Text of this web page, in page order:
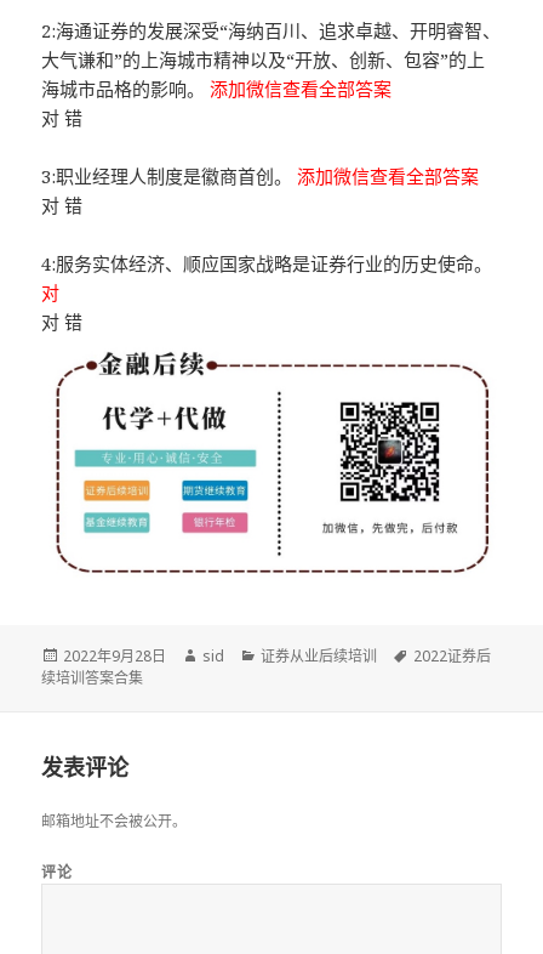
2:海通证券的发展深受“海纳百川、追求卓越、开明睿智、
大气谦和”的上海城市精神以及“开放、创新、包容”的上
海城市品格的影响。添加微信查看全部答案
对 错
3:职业经理人制度是徽商首创。添加微信查看全部答案
对 错
4:服务实体经济、顺应国家战略是证券行业的历史使命。
对
对 错
发
布
2022年9月28日
作
sid
分
证券从业后续培训
标
2022证券后
续培训答案合集
发表评论
邮箱地址不会被公开。
评论